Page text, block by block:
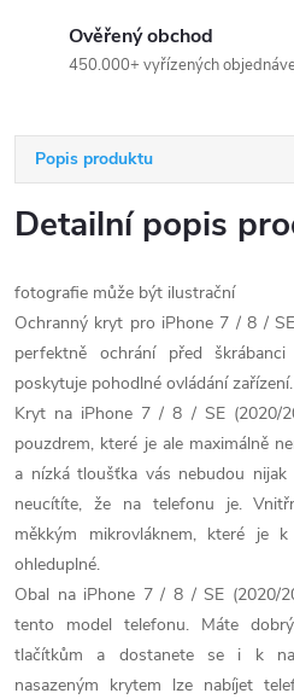
Ověřený obchod
450.000+ vyřízených
Popis produktu
Detailní popis
fotografie může být ilustrační
Ochranný kryt pro iPhone 7 / 8 /
perfektně ochrání před
poskytuje pohodlné ovládání zařízení.
Kryt na iPhone 7 / 8 / SE (2020/
pouzdrem, které je ale maximálně
a nízká tloušťka vás nebudou
neucítíte, že na telefonu je.
měkkým mikrovláknem, které je
ohleduplné.
Obal na iPhone 7 / 8 / SE (2020/
tento model telefonu. Máte
tlačítkům a dostanete se i k
nasazeným krytem lze nabíjet